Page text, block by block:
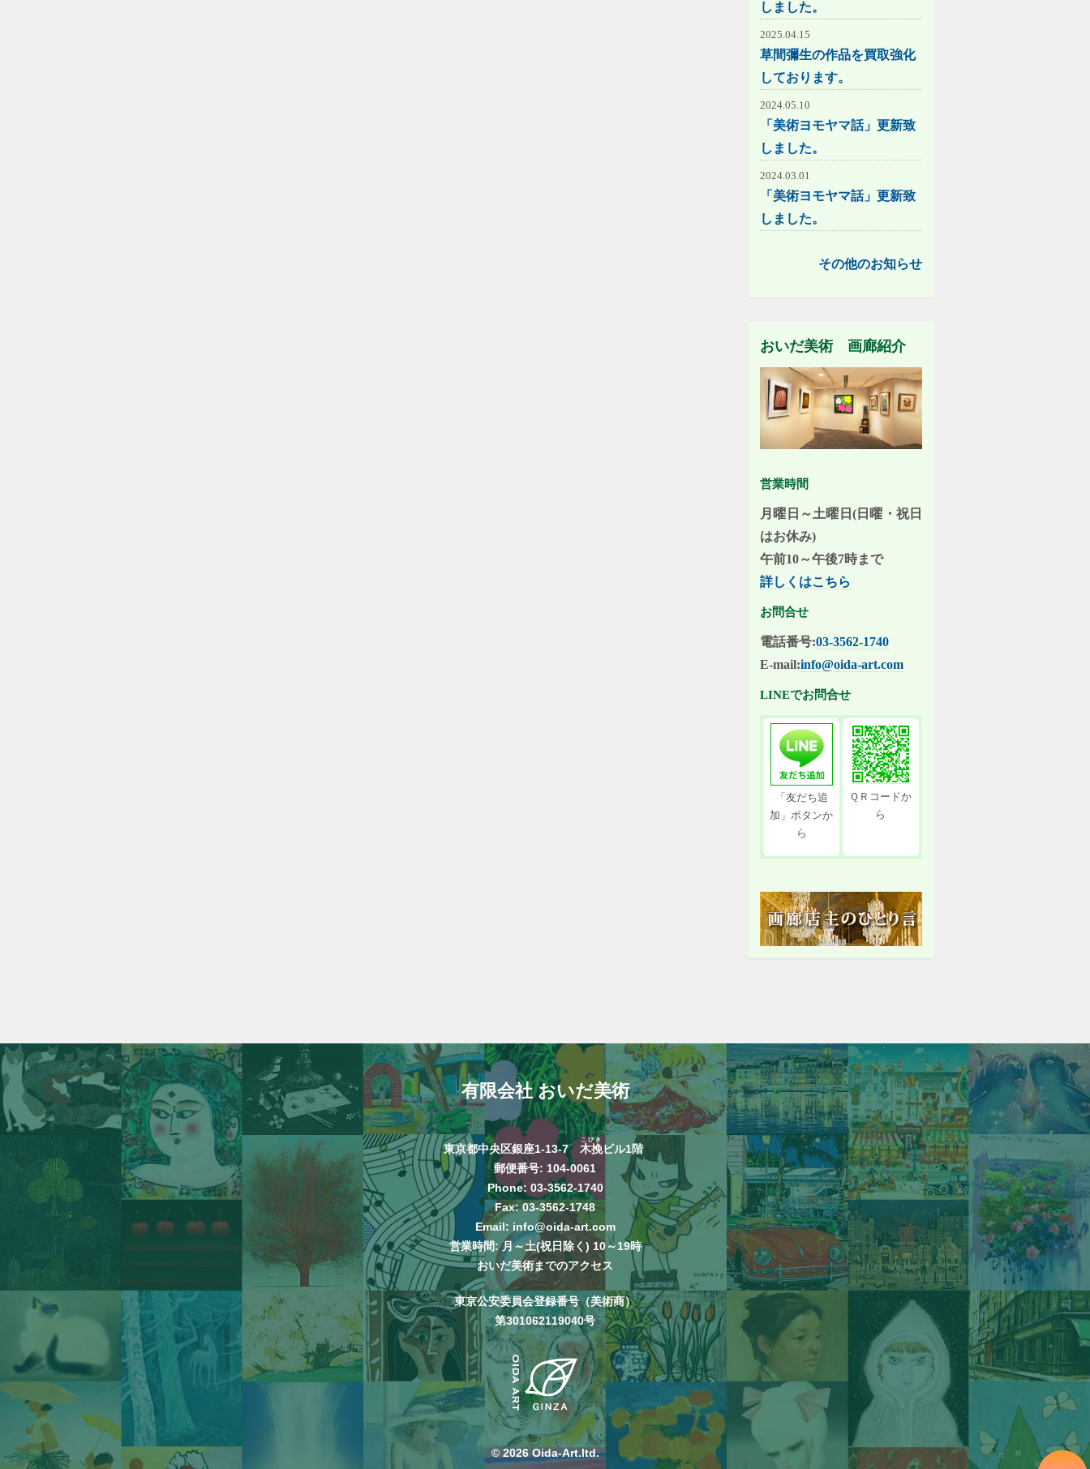
しました。
2025.04.15
草間彌生の作品を買取強化
しております。
2024.05.10
「美術ヨモヤマ話」更新致
しました。
2024.03.01
「美術ヨモヤマ話」更新致
しました。
その他のお知らせ
おいだ美術 画廊紹介
営業時間
月曜日～土曜日(日曜・祝日
はお休み)
午前10～午後7時まで
詳しくはこちら
お問合せ
電話番号:03-3562-1740
E-mail:info@oida-art.com
LINEでお問合せ
「友だち追
加」ボタンか
ら
ＱＲコードか
ら
有限会社 おいだ美術
東京都中央区銀座1-13-7 木挽
こびき
ビル1階
郵便番号: 104-0061
Phone: 03-3562-1740
Fax: 03-3562-1748
Email: info@oida-art.com
営業時間: 月～土(祝日除く) 10～19時
おいだ美術までのアクセス
東京公安委員会登録番号（美術商）
第301062119040号
© 2026 Oida-Art.ltd.